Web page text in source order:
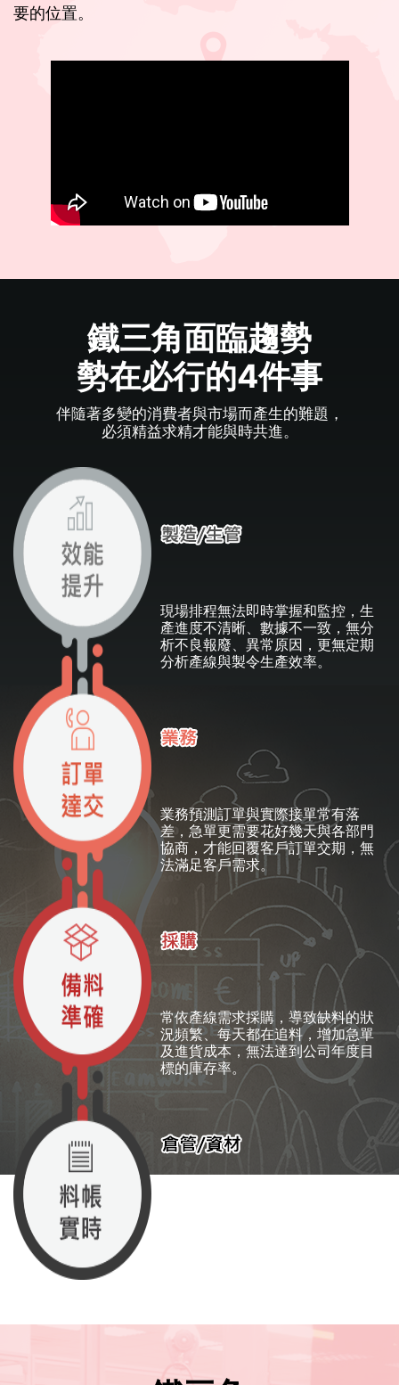
要的位置。
鐵三角面臨趨勢
勢在必行的4件事
伴隨著多變的消費者與市場而產生的難題，
必須精益求精才能與時共進。
現場排程無法即時掌握和監控，生
產進度不清晰、數據不一致，無分
析不良報廢、異常原因，更無定期
分析產線與製令生產效率。
業務預測訂單與實際接單常有落
差，急單更需要花好幾天與各部門
協商，才能回覆客戶訂單交期，無
法滿足客戶需求。
常依產線需求採購，導致缺料的狀
況頻繁、每天都在追料，增加急單
及進貨成本，無法達到公司年度目
標的庫存率。